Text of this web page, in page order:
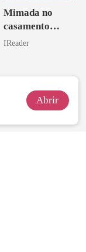
Mimada no
casamento
relâmpago com
IReader
Abrir